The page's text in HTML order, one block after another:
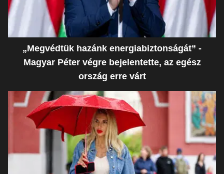
„Megvédtük hazánk energiabiztonságát” -
Magyar Péter végre bejelentette, az egész
ország erre várt